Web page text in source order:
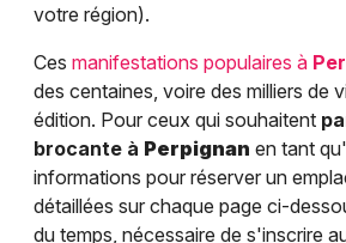
votre région).
Ces manifestations populaires à
des centaines, voire des milliers de
édition. Pour ceux qui souhaitent
brocante à Perpignan en tant
informations pour réserver un
détaillées sur chaque page ci-
du temps, nécessaire de s'inscrire